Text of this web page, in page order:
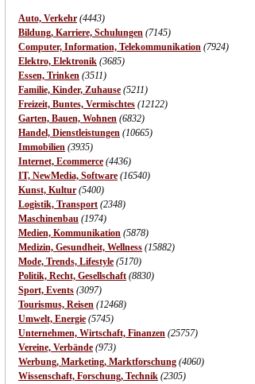
Auto, Verkehr (4443)
Bildung, Karriere, Schulungen (7145)
Computer, Information, Telekommunikation (7924)
Elektro, Elektronik (3685)
Essen, Trinken (3511)
Familie, Kinder, Zuhause (5211)
Freizeit, Buntes, Vermischtes (12122)
Garten, Bauen, Wohnen (6832)
Handel, Dienstleistungen (10665)
Immobilien (3935)
Internet, Ecommerce (4436)
IT, NewMedia, Software (16540)
Kunst, Kultur (5400)
Logistik, Transport (2348)
Maschinenbau (1974)
Medien, Kommunikation (5878)
Medizin, Gesundheit, Wellness (15882)
Mode, Trends, Lifestyle (5170)
Politik, Recht, Gesellschaft (8830)
Sport, Events (3097)
Tourismus, Reisen (12468)
Umwelt, Energie (5745)
Unternehmen, Wirtschaft, Finanzen (25757)
Vereine, Verbände (973)
Werbung, Marketing, Marktforschung (4060)
Wissenschaft, Forschung, Technik (2305)